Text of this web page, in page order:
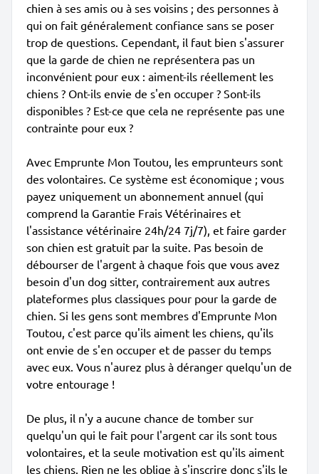
chien à ses amis ou à ses voisins ; des personnes à
qui on fait généralement confiance sans se poser
trop de questions. Cependant, il faut bien s'assurer
que la garde de chien ne représentera pas un
inconvénient pour eux : aiment-ils réellement les
chiens ? Ont-ils envie de s'en occuper ? Sont-ils
disponibles ? Est-ce que cela ne représente pas une
contrainte pour eux ?
Avec Emprunte Mon Toutou, les emprunteurs sont
des volontaires. Ce système est économique ; vous
payez uniquement un abonnement annuel (qui
comprend la Garantie Frais Vétérinaires et
l'assistance vétérinaire 24h/24 7j/7), et faire garder
son chien est gratuit par la suite. Pas besoin de
débourser de l'argent à chaque fois que vous avez
besoin d'un dog sitter, contrairement aux autres
plateformes plus classiques pour pour la garde de
chien. Si les gens sont membres d'Emprunte Mon
Toutou, c'est parce qu'ils aiment les chiens, qu'ils
ont envie de s'en occuper et de passer du temps
avec eux. Vous n'aurez plus à déranger quelqu'un de
votre entourage !
De plus, il n'y a aucune chance de tomber sur
quelqu'un qui le fait pour l'argent car ils sont tous
volontaires, et la seule motivation est qu'ils aiment
les chiens. Rien ne les oblige à s'inscrire donc s'ils le